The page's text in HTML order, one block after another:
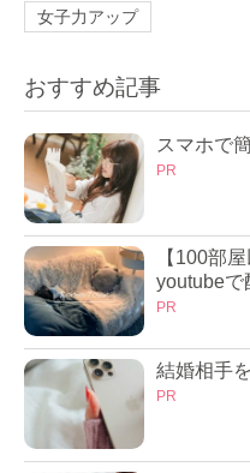
女子力アップ
おすすめ記事
スマホで
PR
【100部
youtube
PR
結婚相手
PR